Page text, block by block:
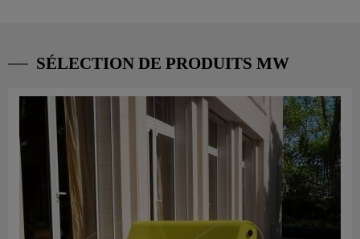
SÉLECTION DE PRODUITS MW